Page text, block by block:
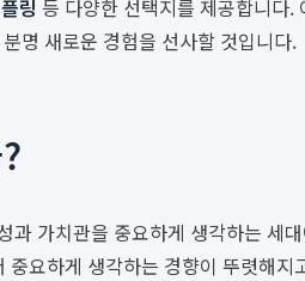
링 등 다양한 선택지를 제공합니다.
명 새로운 경험을 선사할 것입니다.
가치관을 중요하게 생각하는 세
요하게 생각하는 경향이 뚜렷해